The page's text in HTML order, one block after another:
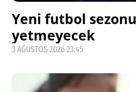
Yeni futbol
yetmeyecek
3 AĞUSTOS 2026 23:45